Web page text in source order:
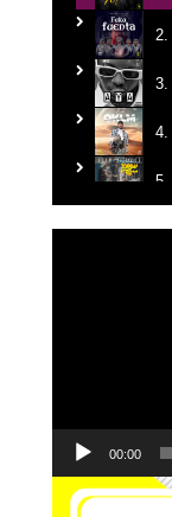
3.
4.
5.
6.
00:00